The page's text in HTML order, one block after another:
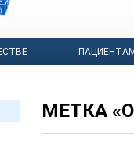
ПАЦИЕНТАМ
МЕТКА